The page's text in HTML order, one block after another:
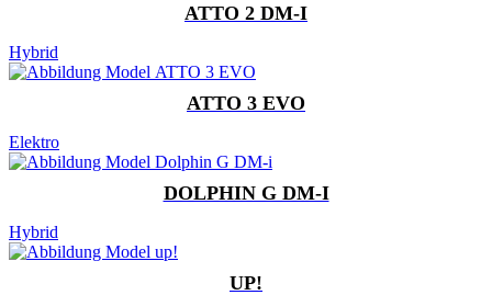
ATTO 2 DM-I
Hybrid
ATTO 3 EVO
Elektro
DOLPHIN G DM-I
Hybrid
UP!